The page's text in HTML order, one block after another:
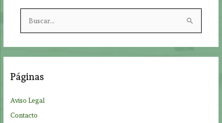
r
Páginas
Aviso Legal
Contacto